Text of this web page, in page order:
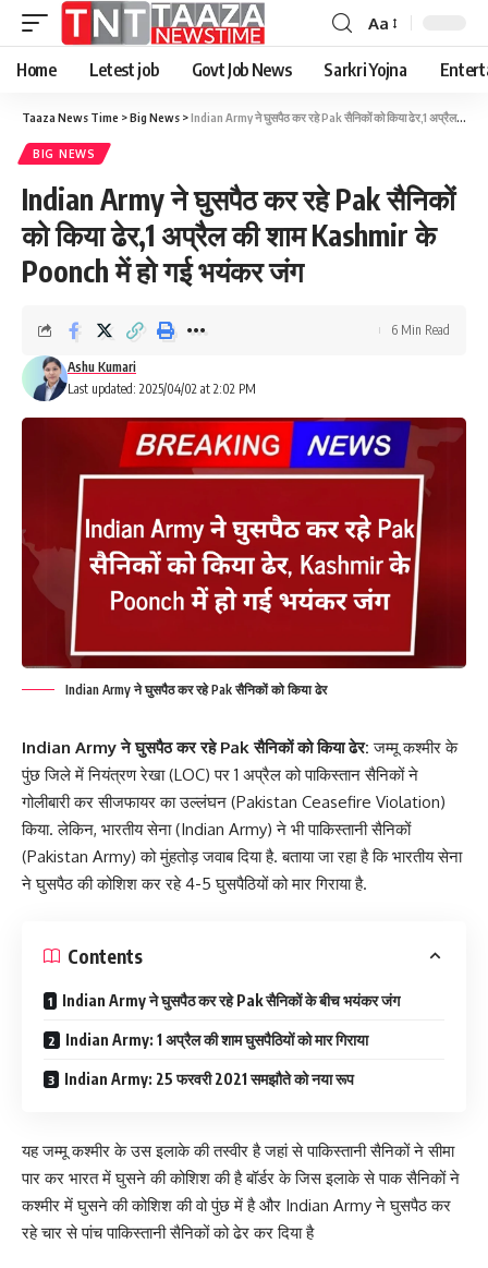
Font
Resizer
Aa
Home Letest job Govt Job News Sarkri Yojna
Taaza News Time >Big News >Indian Army ने घुसपैठ कर रहे Pak सैनिकों को किया ढेर,1 अप्रैल की शाम Kashmir के Poonch में हो गई भयंकर जंग
BIG NEWS
Indian Army ने घुसपैठ कर रहे Pak सैनिकों
को किया ढेर,1 अप्रैल की शाम Kashmir के
Poonch में हो गई भयंकर जंग
Last updated: 2025/04/02 at 2:02 PM
Ashu Kumari
6 Min Read
Indian Army ने घुसपैठ कर रहे Pak सैनिकों को किया ढेर
Indian Armyने घुसपैठ कर रहे Pak सैनिकों को किया ढेर:जम्मू कश्मीर के
पुंछ जिले में नियंत्रण रेखा (LOC) पर 1 अप्रैल को पाकिस्तान सैनिकों ने
गोलीबारी कर सीजफायर का उल्लंघन (Pakistan Ceasefire Violation)
किया. लेकिन, भारतीय सेना (Indian Army) ने भी पाकिस्तानी सैनिकों
(Pakistan Army) को मुंहतोड़ जवाब दिया है. बताया जा रहा है कि भारतीय सेना
ने घुसपैठ की कोशिश कर रहे 4-5 घुसपैठियों को मार गिराया है.
Contents
Indian Army ने घुसपैठ कर रहे Pak सैनिकों के बीच भयंकर जंग
Indian Army: 1 अप्रैल की शाम घुसपैठियों को मार गिराया
Indian Army: 25 फरवरी 2021 समझौते को नया रूप
यह जम्मू कश्मीर के उस इलाके की तस्वीर है जहां से पाकिस्तानी सैनिकों ने सीमा
पार कर भारत में घुसने की कोशिश की है बॉर्डर के जिस इलाके से पाक सैनिकों ने
कश्मीर में घुसने की कोशिश की वो पुंछ में है और Indian Army ने घुसपैठ कर
रहे चार से पांच पाकिस्तानी सैनिकों को ढेर कर दिया है